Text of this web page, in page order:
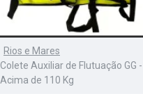
Rios e Mares
Colete Auxiliar de Flutuação GG -
Acima de 110 Kg